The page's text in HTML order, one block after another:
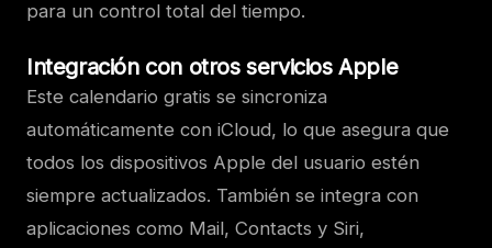
para un control total del tiempo.
Integración con otros servicios Apple
Este calendario gratis se sincroniza
automáticamente con iCloud, lo que asegura que
todos los dispositivos Apple del usuario estén
siempre actualizados. También se integra con
aplicaciones como Mail, Contacts y Siri,